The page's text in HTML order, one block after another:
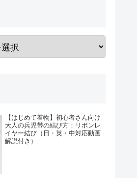
【はじめて着物】初心者さん向け
大人の兵児帯の結び方：リボンレ
イヤー結び（日・英・中対応動画
解説付き）